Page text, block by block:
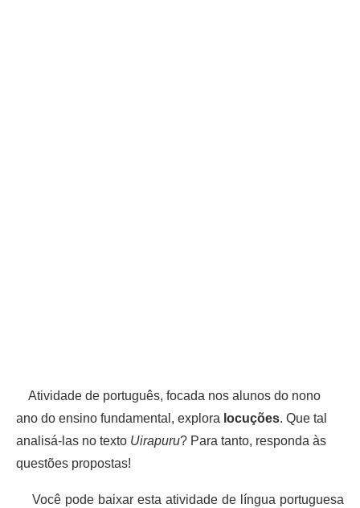
Atividade de português, focada nos alunos do nono
ano do ensino fundamental, explora locuções. Que tal
analisá-las no texto Uirapuru? Para tanto, responda às
questões propostas!
Você pode baixar esta atividade de língua portuguesa